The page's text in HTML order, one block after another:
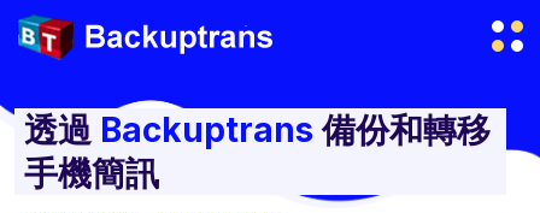
透過 Backuptrans備份和轉移
手機簡訊